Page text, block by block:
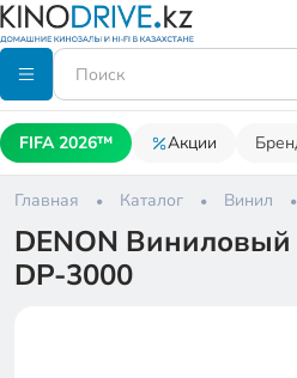
FIFA 2026™ Акции
Главная Каталог Винил
DENON
DP-3000